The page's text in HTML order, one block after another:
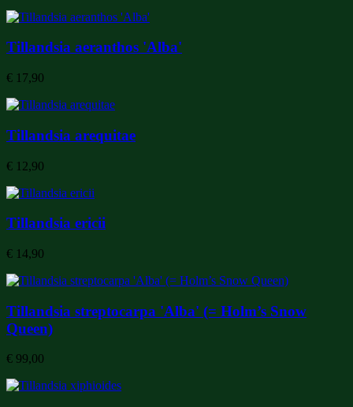
Tillandsia aeranthos 'Alba'
€ 17,90
Tillandsia arequitae
€ 12,90
Tillandsia ericii
€ 14,90
Tillandsia streptocarpa 'Alba' (= Holm’s Snow
Queen)
€ 99,00